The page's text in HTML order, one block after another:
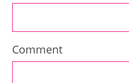
Comment